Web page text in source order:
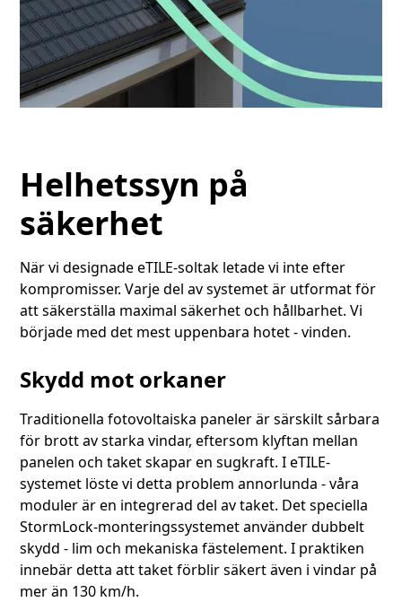
Helhetssyn på
säkerhet
När vi designade eTILE-soltak letade vi inte efter
kompromisser. Varje del av systemet är utformat för
att säkerställa maximal säkerhet och hållbarhet. Vi
började med det mest uppenbara hotet - vinden.
Skydd mot orkaner
Traditionella fotovoltaiska paneler är särskilt sårbara
för brott av starka vindar, eftersom klyftan mellan
panelen och taket skapar en sugkraft. I eTILE-
systemet löste vi detta problem annorlunda - våra
moduler är en integrerad del av taket. Det speciella
StormLock-monteringssystemet använder dubbelt
skydd - lim och mekaniska fästelement. I praktiken
innebär detta att taket förblir säkert även i vindar på
mer än 130 km/h.